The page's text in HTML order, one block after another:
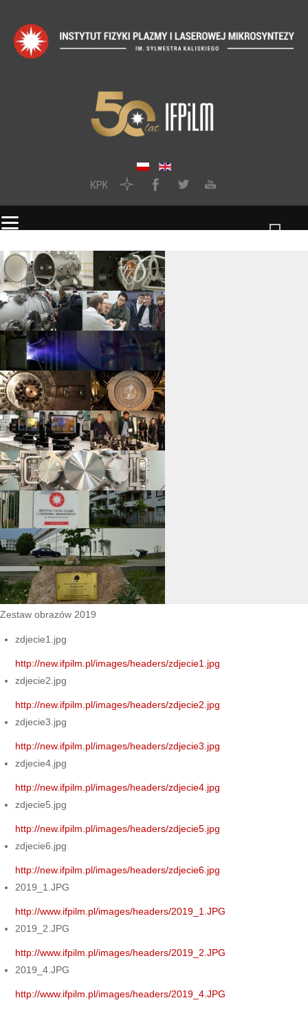
Zestaw obrazów 2019
zdjecie1.jpg
http://new.ifpilm.pl/images/headers/zdjecie1.jpg
zdjecie2.jpg
http://new.ifpilm.pl/images/headers/zdjecie2.jpg
zdjecie3.jpg
http://new.ifpilm.pl/images/headers/zdjecie3.jpg
zdjecie4.jpg
http://new.ifpilm.pl/images/headers/zdjecie4.jpg
zdjecie5.jpg
http://new.ifpilm.pl/images/headers/zdjecie5.jpg
zdjecie6.jpg
http://new.ifpilm.pl/images/headers/zdjecie6.jpg
2019_1.JPG
http://www.ifpilm.pl/images/headers/2019_1.JPG
2019_2.JPG
http://www.ifpilm.pl/images/headers/2019_2.JPG
2019_4.JPG
http://www.ifpilm.pl/images/headers/2019_4.JPG